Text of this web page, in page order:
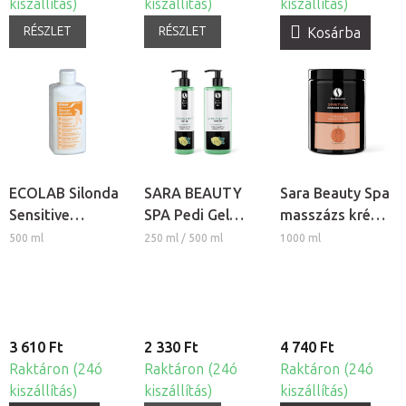
kiszállítás)
RÉSZLET
kiszállítás)
RÉSZLET
kiszállítás)
Kosárba
ECOLAB Silonda
Sensitive
kézápoló krém
500 ml
3 610 Ft
Raktáron (24ó
kiszállítás)
SARA BEAUTY
SPA Pedi Gel
Citrus & Menta
250 ml / 500 ml
2 330 Ft
Raktáron (24ó
kiszállítás)
Sara Beauty Spa
masszázs krém -
Spiritual
1000 ml
4 740 Ft
Raktáron (24ó
kiszállítás)